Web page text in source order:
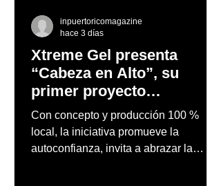
Xtreme Gel presenta
“Cabeza en Alto”, su
primer proyecto
audiovisual concebido y
producido completamente
en Puerto Rico
Con concepto y producción 100 %
local, la iniciativa promueve la
autoconfianza, invita a abrazar la
inpuertoricomagazine
hace 3 días